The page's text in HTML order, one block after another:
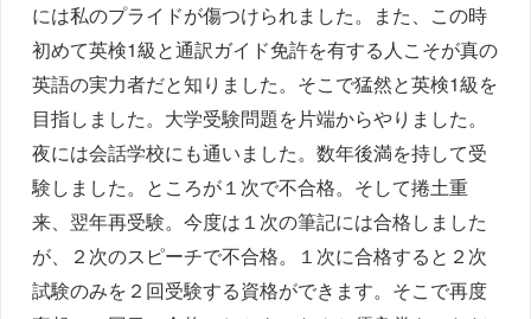
には私のプライドが傷つけられました。また、この時
初めて英検1級と通訳ガイド免許を有する人こそが真の
英語の実力者だと知りました。そこで猛然と英検1級を
目指しました。大学受験問題を片端からやりました。
夜には会話学校にも通いました。数年後満を持して受
験しました。ところが１次で不合格。そして捲土重
来、翌年再受験。今度は１次の筆記には合格しました
が、２次のスピーチで不合格。１次に合格すると２次
試験のみを２回受験する資格ができます。そこで再度